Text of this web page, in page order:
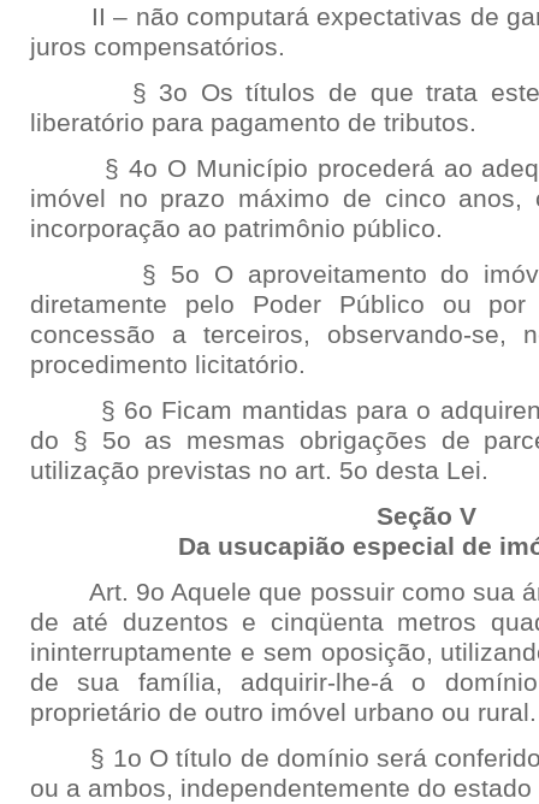
II – não computará expectativas de
juros compensatórios.
§ 3o Os títulos de que trata este
liberatório para pagamento de tributos.
§ 4o O Município procederá ao
imóvel no prazo máximo de cinco
incorporação ao patrimônio público.
§ 5o O aproveitamento do imóvel
diretamente pelo Poder Público ou
concessão a terceiros, observando-se,
procedimento licitatório.
§ 6o Ficam mantidas para o
do § 5o as mesmas obrigações de
utilização previstas no art. 5o desta Lei.
Seção V
Da usucapião especial de
Art. 9o Aquele que possuir como sua
de até duzentos e cinqüenta metros
ininterruptamente e sem oposição,
de sua família, adquirir-lhe-á o
proprietário de outro imóvel urbano ou rural.
§ 1o O título de domínio será conferido
ou a ambos, independentemente do estado